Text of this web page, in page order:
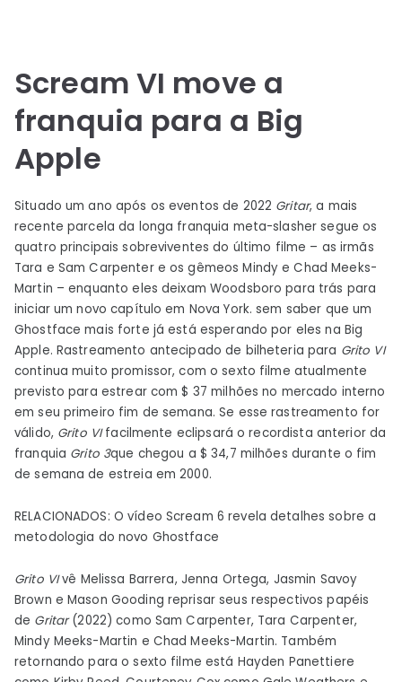
Scream VI move a
franquia para a Big
Apple
Situado um ano após os eventos de 2022 Gritar, a mais
recente parcela da longa franquia meta-slasher segue os
quatro principais sobreviventes do último filme – as irmãs
Tara e Sam Carpenter e os gêmeos Mindy e Chad Meeks-
Martin – enquanto eles deixam Woodsboro para trás para
iniciar um novo capítulo em Nova York. sem saber que um
Ghostface mais forte já está esperando por eles na Big
Apple. Rastreamento antecipado de bilheteria para Grito VI
continua muito promissor, com o sexto filme atualmente
previsto para estrear com $ 37 milhões no mercado interno
em seu primeiro fim de semana. Se esse rastreamento for
válido, Grito VIfacilmente eclipsará o recordista anterior da
franquia Grito 3que chegou a $ 34,7 milhões durante o fim
de semana de estreia em 2000.
RELACIONADOS: O vídeo Scream 6 revela detalhes sobre a
metodologia do novo Ghostface
Grito VIvê Melissa Barrera, Jenna Ortega, Jasmin Savoy
Brown e Mason Gooding reprisar seus respectivos papéis
de Gritar(2022) como Sam Carpenter, Tara Carpenter,
Mindy Meeks-Martin e Chad Meeks-Martin. Também
retornando para o sexto filme está Hayden Panettiere